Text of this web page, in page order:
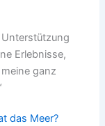
Unterstützung
Erlebnisse,
ganz
das Meer?